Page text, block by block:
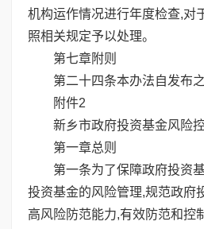
机构运作情况进行年度检查,对
照相关规定予以处理。
第七章附则
第二十四条本办法自发布之
附件2
新乡市政府投资基金风险控
第一章总则
第一条为了保障政府投资基
投资基金的风险管理,规范政府
高风险防范能力,有效防范和控